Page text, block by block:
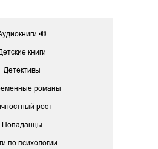
🔊
книги
Детективы
романы
рост
Попаданцы
по психологии